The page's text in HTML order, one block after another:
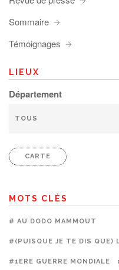
Sommaire
Témoignages
LIEUX
Département
CARTE
MOTS CLÉS
# AU DODO MAMMOUT
#(PUISQUE JE TE DIS QUE)
#1ERE GUERRE MONDIALE